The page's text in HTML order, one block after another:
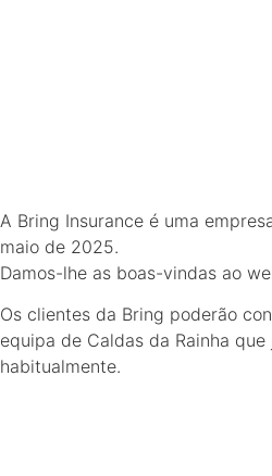
A Bring Insurance é uma
maio de 2025.
Damos-lhe as boas-vindas ao
Os clientes da Bring poderão
equipa de Caldas da Rainha
habitualmente.